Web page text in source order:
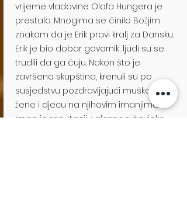
vrijeme vladavine Olafa Hungera je
prestala. Mnogima se činilo Božjim
znakom da je Erik pravi kralj za Dansku.
Erik je bio dobar govornik, ljudi su se
trudili da ga čuju. Nakon što je
završena skupština, krenuli su po
susjedstvu pozdravljajući muškarce,
žene i djecu na njihovim imanjima.
Imao je reputaciju glasnog čovjeka